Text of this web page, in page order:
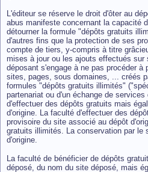
L'éditeur se réserve le droit d'ôter au
abus manifeste concernant la capacité
détourner la formule "dépôts gratuits
d'autres fins que la protection de ses
compte de tiers, y-compris à titre
mises à jour ou les ajouts effectués
déposant s'engage à ne pas procéder
sites, pages, sous domaines, ... créés
formules "dépôts gratuits illimités"
partenariat ou d'un échange de
d'effectuer des dépôts gratuits mais
d'origine. La faculté d'effectuer des
provisoire du site associé au dépôt
gratuits illimités. La conservation par
d'origine.
La faculté de bénéficier de dépôts
déposé, du nom du site déposé, mais